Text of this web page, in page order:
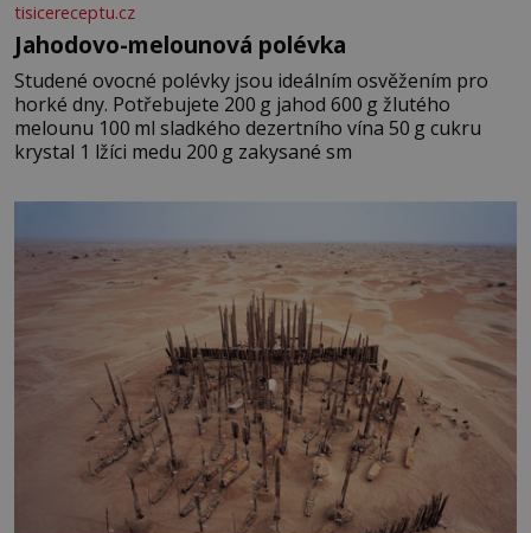
tisicereceptu.cz
Jahodovo-melounová polévka
Studené ovocné polévky jsou ideálním osvěžením pro
horké dny. Potřebujete 200 g jahod 600 g žlutého
melounu 100 ml sladkého dezertního vína 50 g cukru
krystal 1 lžíci medu 200 g zakysané sm